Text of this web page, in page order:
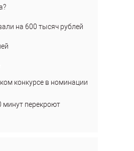
на 600 тысяч рублей
конкурсе в номинации
минут перекроют